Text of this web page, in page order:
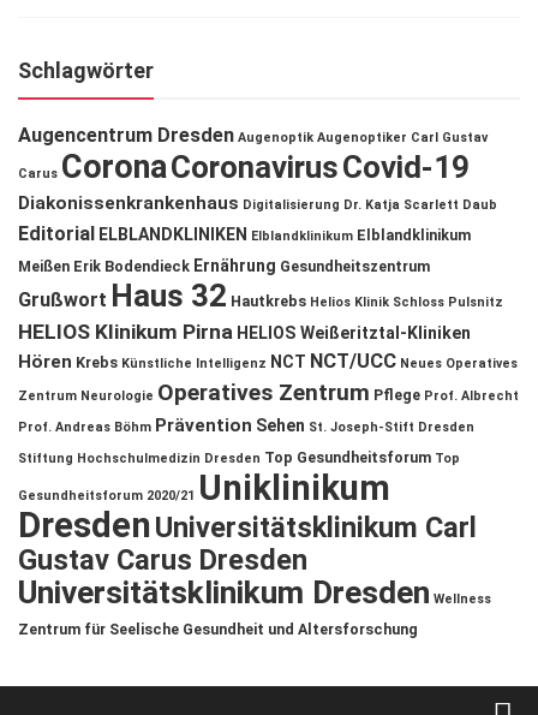
Schlagwörter
Augencentrum Dresden Augenoptik Augenoptiker Carl Gustav
Carus CoronaCoronavirusCovid-19
Diakonissenkrankenhaus Digitalisierung Dr. Katja Scarlett Daub
Editorial ELBLANDKLINIKEN Elblandklinikum Elblandklinikum
Meißen Erik Bodendieck Ernährung Gesundheitszentrum
Grußwort Haus 32 Hautkrebs Helios Klinik Schloss Pulsnitz
HELIOS Klinikum Pirna HELIOS Weißeritztal-Kliniken
Hören Krebs Künstliche Intelligenz NCT NCT/UCC Neues Operatives
Zentrum Neurologie Operatives Zentrum Pflege Prof. Albrecht
Prof. Andreas Böhm Prävention Sehen St. Joseph-Stift Dresden
Stiftung Hochschulmedizin Dresden Top Gesundheitsforum Top
Gesundheitsforum 2020/21 Uniklinikum
DresdenUniversitätsklinikum Carl
Gustav Carus Dresden
Universitätsklinikum Dresden Wellness
Zentrum für Seelische Gesundheit und Altersforschung